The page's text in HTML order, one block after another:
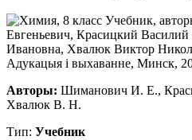
Авторы: Шиманович И. Е.,
Хвалюк В. Н.
Тип: Учебник